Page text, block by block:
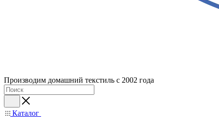
Производим домашний текстиль с 2002 года
Каталог